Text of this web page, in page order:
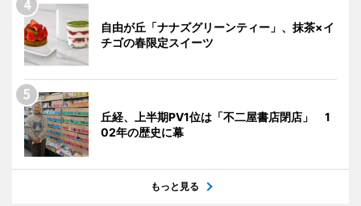
自由が丘「ナナズグリーンティー」、抹茶×イ
チゴの春限定スイーツ
丘経、上半期PV1位は「不二屋書店閉店」 1
02年の歴史に幕
もっと見る